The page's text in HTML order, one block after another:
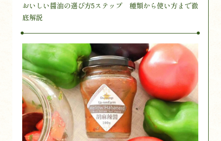
おいしい醤油の選び方5ステップ 種類から使い方まで徹
底解説